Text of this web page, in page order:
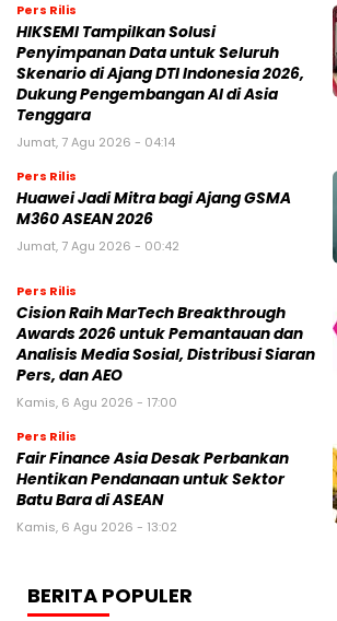
Pers Rilis
HIKSEMI Tampilkan Solusi
Penyimpanan Data untuk Seluruh
Skenario di Ajang DTI Indonesia 2026,
Dukung Pengembangan AI di Asia
Tenggara
Jumat, 7 Agu 2026 - 04:14
Pers Rilis
Huawei Jadi Mitra bagi Ajang GSMA
M360 ASEAN 2026
Jumat, 7 Agu 2026 - 00:42
Pers Rilis
Cision Raih MarTech Breakthrough
Awards 2026 untuk Pemantauan dan
Analisis Media Sosial, Distribusi Siaran
Pers, dan AEO
Kamis, 6 Agu 2026 - 17:00
Pers Rilis
Fair Finance Asia Desak Perbankan
Hentikan Pendanaan untuk Sektor
Batu Bara di ASEAN
Kamis, 6 Agu 2026 - 13:02
BERITA POPULER